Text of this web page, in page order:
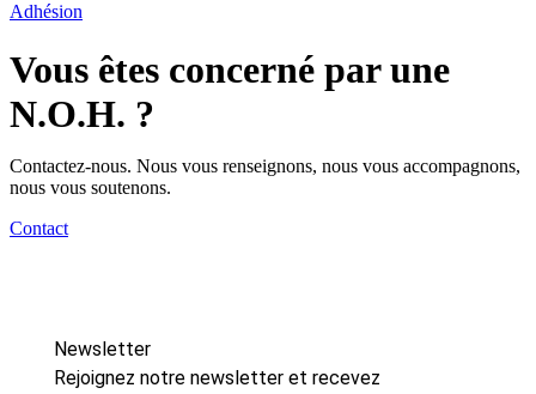
Adhésion
Vous êtes concerné par une
N.O.H. ?
Contactez-nous. Nous vous renseignons, nous vous accompagnons,
nous vous soutenons.
Contact
Newsletter
Rejoignez notre newsletter et recevez